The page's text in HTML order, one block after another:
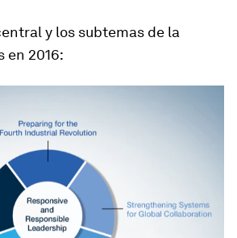
y los subtemas de la
en 2016: